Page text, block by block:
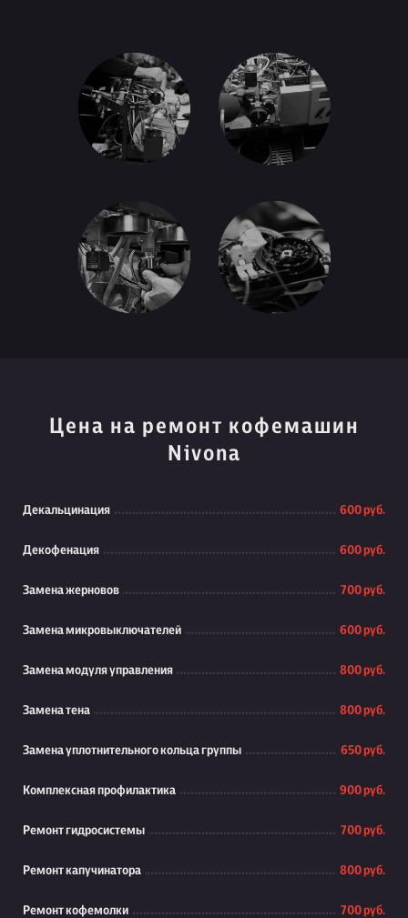
Цена на ремонт кофемашин
Nivona
Декальцинация 600 руб.
Декофенация 600 руб.
Замена жерновов 700 руб.
Замена микровыключателей 600 руб.
Замена модуля управления 800 руб.
Замена тена 800 руб.
Замена уплотнительного кольца группы 650 руб.
Комплексная профилактика 900 руб.
Ремонт гидросистемы 700 руб.
Ремонт капучинатора 800 руб.
Ремонт кофемолки 700 руб.